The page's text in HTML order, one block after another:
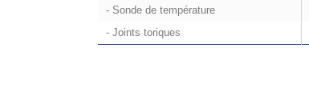
- Sonde de température
- Joints toriques